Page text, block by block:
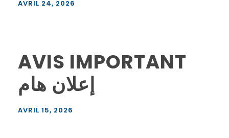
AVRIL 24, 2026
AVIS IMPORTANT
إعلان هام
AVRIL 15, 2026